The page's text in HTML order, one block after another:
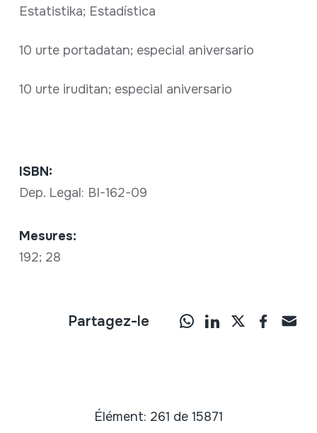
Estatistika; Estadística
10 urte portadatan; especial aniversario
10 urte iruditan; especial aniversario
ISBN:
Dep. Legal: BI-162-09
Mesures:
192; 28
Partagez-le
Élément: 261 de 15871